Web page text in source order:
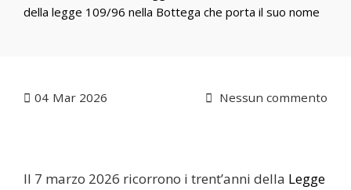
della legge 109/96 nella Bottega che porta il suo nome
04 Mar 2026 Nessun commento
Il 7 marzo 2026 ricorrono i trent’anni della Legge